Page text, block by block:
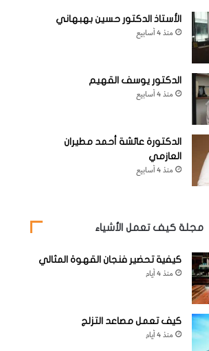
الأستاذ الدكتور حسين بهبهاني
منذ 4 أسابيع
الدكتور يوسف القهيم
منذ 4 أسابيع
الدكتورة عائشة أحمد مطيران
العازمي
منذ 4 أسابيع
مجلة كيف تعمل الأشياء
كيفية تحضير فنجان القهوة المثالي
منذ 4 أيام
كيف تعمل مصاعد التزلج
منذ 4 أيام